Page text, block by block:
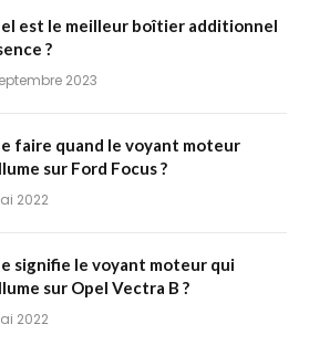
est le meilleur boîtier additionnel
?
2023
faire quand le voyant moteur
sur Ford Focus ?
2022
signifie le voyant moteur qui
sur Opel Vectra B ?
2022